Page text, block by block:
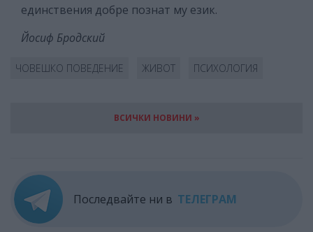
единствения добре познат му език.
Йосиф Бродский
ЧОВЕШКО ПОВЕДЕНИЕ ЖИВОТ ПСИХОЛОГИЯ
ВСИЧКИ НОВИНИ »
Последвайте ни в ТЕЛЕГРАМ